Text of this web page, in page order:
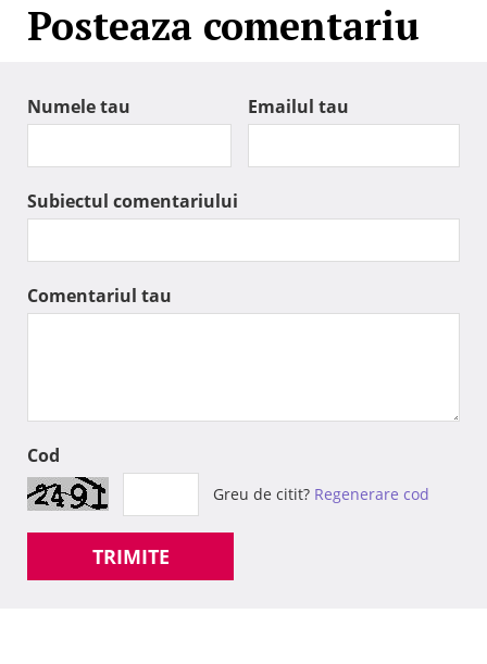
Posteaza comentariu
Numele tau Emailul tau
Subiectul comentariului
Comentariul tau
Cod
Greu de citit? Regenerare cod
TRIMITE